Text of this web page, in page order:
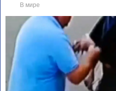
В мире